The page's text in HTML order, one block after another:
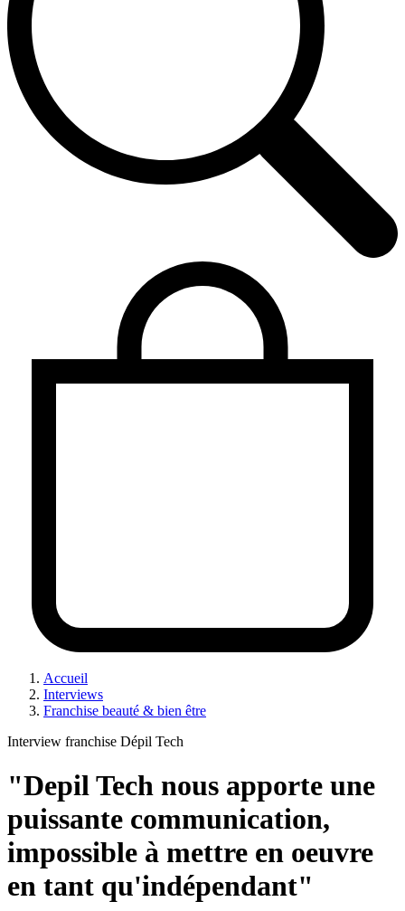
Accueil
Interviews
Franchise beauté & bien être
Interview franchise Dépil Tech
"Depil Tech nous apporte une
puissante communication,
impossible à mettre en oeuvre
en tant qu'indépendant"